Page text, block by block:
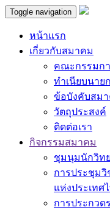
Toggle navigation
หน้าแรก
เกี่ยวกับสมาคม
คณะกรรมกา
ทำเนียบนาย
ข้อบังคับสม
วัตถุประสงค์
ติดต่อเรา
กิจกรรมสมาคม
ชุมนุมนักวิทย
การประชุมวิ
แห่งประเทศ
การประกวด